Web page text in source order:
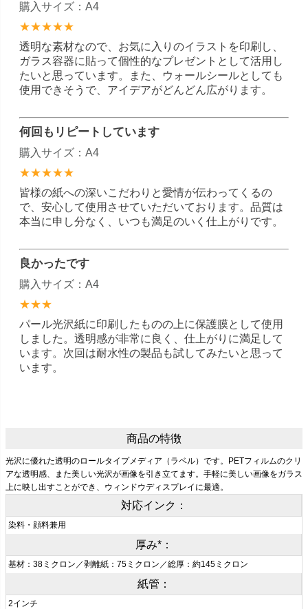
購入サイズ：A4
★★★★★
透明な素材なので、お気に入りのイラストを印刷し、
ガラス容器に貼って個性的なプレゼントとして活用し
たいと思っています。また、ウォールシールとしても
使用できそうで、アイデアがどんどん広がります。
何回もリピートしています
購入サイズ：A4
★★★★★
皆様の紙への深いこだわりと愛情が伝わってくるの
で、安心して使用させていただいております。品質は
本当に申し分なく、いつも満足のいく仕上がりです。
良かったです
購入サイズ：A4
★★★
パール光沢紙に印刷したものの上に保護膜として使用
しました。透明感が非常に良く、仕上がりに満足して
います。次回は耐水性の製品も試してみたいと思って
います。
商品の特徴
光沢に優れた透明のロールタイプメディア（ラベル）です。PETフィルムのクリ
アな透明感、また美しい光沢が画像を引き立てます。手軽に美しい画像をガラス
上に映し出すことができ、ウィンドウディスプレイに最適。
対応インク：
染料・顔料兼用
厚み*：
基材：38ミクロン／剥離紙：75ミクロン／総厚：約145ミクロン
紙管：
2インチ